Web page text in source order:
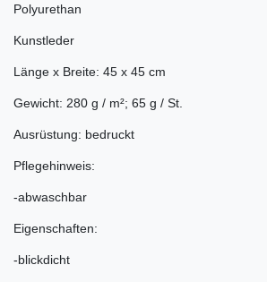
Polyurethan
Kunstleder
Länge x Breite: 45 x 45 cm
Gewicht: 280 g / m²; 65 g / St.
Ausrüstung: bedruckt
Pflegehinweis:
-abwaschbar
Eigenschaften:
-blickdicht